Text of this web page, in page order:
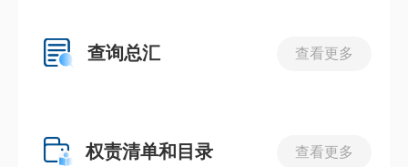
查询总汇 查看更多
权责清单和目录 查看更多